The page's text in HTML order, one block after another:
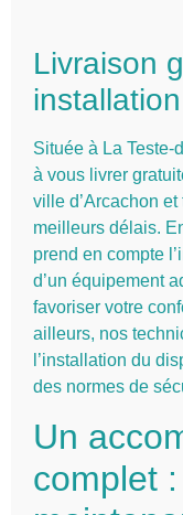
Livraison
Située à La Teste-
à vous livrer
ville d’Arcachon
meilleurs délais.
prend en compte
d’un équipement
favoriser votre
ailleurs, nos
l’installation du
des normes de
Un
complet